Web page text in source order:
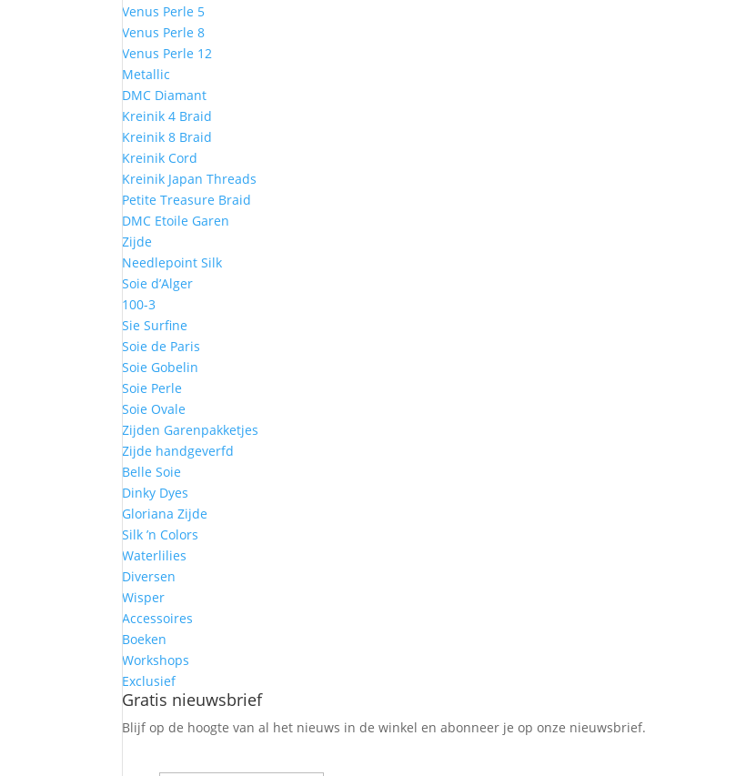
Venus Perle 5
Venus Perle 8
Venus Perle 12
Metallic
DMC Diamant
Kreinik 4 Braid
Kreinik 8 Braid
Kreinik Cord
Kreinik Japan Threads
Petite Treasure Braid
DMC Etoile Garen
Zijde
Needlepoint Silk
Soie d’Alger
100-3
Sie Surfine
Soie de Paris
Soie Gobelin
Soie Perle
Soie Ovale
Zijden Garenpakketjes
Zijde handgeverfd
Belle Soie
Dinky Dyes
Gloriana Zijde
Silk ’n Colors
Waterlilies
Diversen
Wisper
Accessoires
Boeken
Workshops
Exclusief
Gratis nieuwsbrief
Blijf op de hoogte van al het nieuws in de winkel en abonneer je op onze nieuwsbrief.